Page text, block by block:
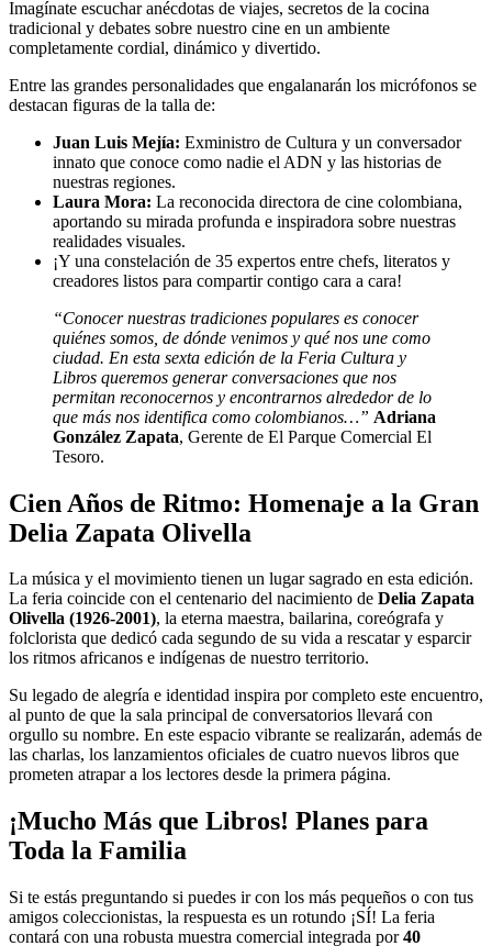
Imagínate escuchar anécdotas de viajes, secretos de la cocina
tradicional y debates sobre nuestro cine en un ambiente
completamente cordial, dinámico y divertido.
Entre las grandes personalidades que engalanarán los micrófonos se
destacan figuras de la talla de:
Juan Luis Mejía: Exministro de Cultura y un conversador
innato que conoce como nadie el ADN y las historias de
nuestras regiones.
Laura Mora: La reconocida directora de cine colombiana,
aportando su mirada profunda e inspiradora sobre nuestras
realidades visuales.
¡Y una constelación de 35 expertos entre chefs, literatos y
creadores listos para compartir contigo cara a cara!
“Conocer nuestras tradiciones populares es conocer
quiénes somos, de dónde venimos y qué nos une como
ciudad. En esta sexta edición de la Feria Cultura y
Libros queremos generar conversaciones que nos
permitan reconocernos y encontrarnos alrededor de lo
que más nos identifica como colombianos…” Adriana
González Zapata, Gerente de El Parque Comercial El
Tesoro.
Cien Años de Ritmo: Homenaje a la Gran
Delia Zapata Olivella
La música y el movimiento tienen un lugar sagrado en esta edición.
La feria coincide con el centenario del nacimiento de Delia Zapata
Olivella (1926-2001), la eterna maestra, bailarina, coreógrafa y
folclorista que dedicó cada segundo de su vida a rescatar y esparcir
los ritmos africanos e indígenas de nuestro territorio.
Su legado de alegría e identidad inspira por completo este encuentro,
al punto de que la sala principal de conversatorios llevará con
orgullo su nombre. En este espacio vibrante se realizarán, además de
las charlas, los lanzamientos oficiales de cuatro nuevos libros que
prometen atrapar a los lectores desde la primera página.
¡Mucho Más que Libros! Planes para
Toda la Familia
Si te estás preguntando si puedes ir con los más pequeños o con tus
amigos coleccionistas, la respuesta es un rotundo ¡SÍ! La feria
contará con una robusta muestra comercial integrada por40